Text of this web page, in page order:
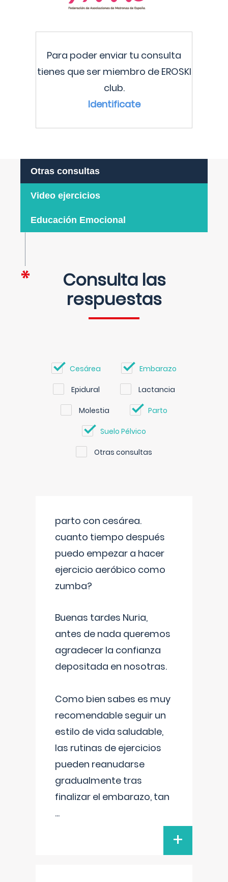
Para poder enviar tu consulta
tienes que ser miembro de EROSKI
club.
Identificate
Otras consultas
Video ejercicios
Educación Emocional
Consulta las
respuestas
Cesárea Embarazo
Epidural Lactancia
Molestia Parto
Suelo Pélvico
Otras consultas
parto con cesárea.
cuanto tiempo después
puedo empezar a hacer
ejercicio aeróbico como
zumba?
Buenas tardes Nuria,
antes de nada queremos
agradecer la confianza
depositada en nosotras.
Como bien sabes es muy
recomendable seguir un
estilo de vida saludable,
las rutinas de ejercicios
pueden reanudarse
gradualmente tras
finalizar el embarazo, tan
...
+